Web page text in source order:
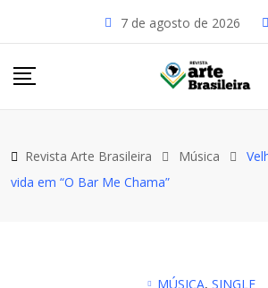
7 de agosto de 2026
Revista Arte Brasileira Música
vida em “O Bar Me Chama”
MÚSICA, SINGLE